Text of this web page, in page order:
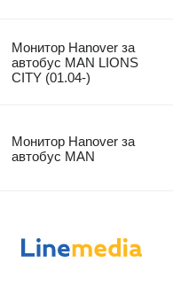
Монитор Hanover за
автобус MAN LIONS
CITY (01.04-)
Монитор Hanover за
автобус MAN